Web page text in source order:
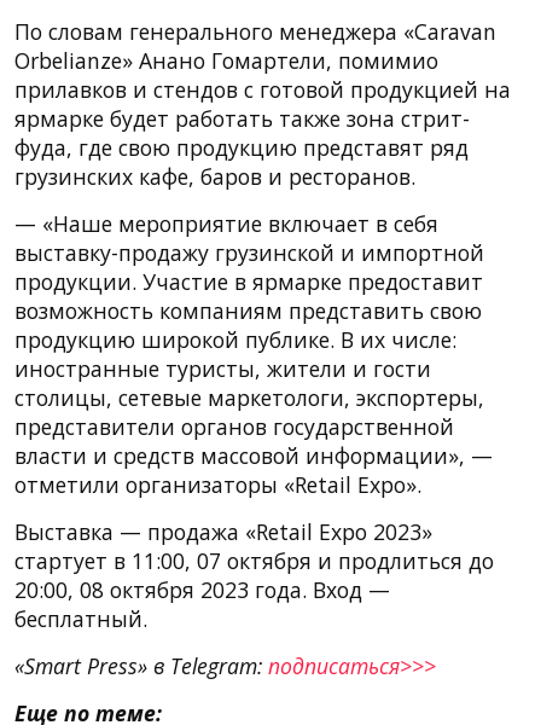
По словам генерального менеджера «Caravan
Orbelianze» Анано Гомартели, помимио
прилавков и стендов с готовой продукцией на
ярмарке будет работать также зона стрит-
фуда, где свою продукцию представят ряд
грузинских кафе, баров и ресторанов.
— «Наше мероприятие включает в себя
выставку-продажу грузинской и импортной
продукции. Участие в ярмарке предоставит
возможность компаниям представить свою
продукцию широкой публике. В их числе:
иностранные туристы, жители и гости
столицы, сетевые маркетологи, экспортеры,
представители органов государственной
власти и средств массовой информации», —
отметили организаторы «Retail Expo».
Выставка — продажа «Retail Expo 2023»
стартует в 11:00, 07 октября и продлиться до
20:00, 08 октября 2023 года. Вход —
бесплатный.
«Smart Press» в Telegram: подписаться>>>
Еще по теме: